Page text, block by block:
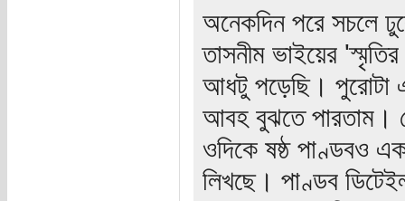
অনেকদিন পরে সচলে
তাসনীম ভাইয়ের
আধটু পড়েছি। পুরোটা
আবহ বুঝতে পারতাম।
ওদিকে ষষ্ঠ পাণ্ডবও
লিখছে। পাণ্ডব